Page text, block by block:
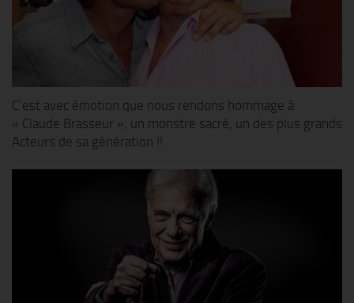
C’est avec émotion que nous rendons hommage à
« Claude Brasseur », un monstre sacré, un des plus grands
Acteurs de sa génération !!